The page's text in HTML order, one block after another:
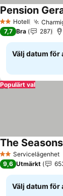
2 Stjärnor
Hotell
Pension
7,7 Bra 287
Välj datum för
Populärt val
2 StjärnorServicelägenhet
The
9,6 Utmärkt
Välj datum för